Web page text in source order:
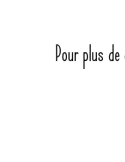
Pour plus